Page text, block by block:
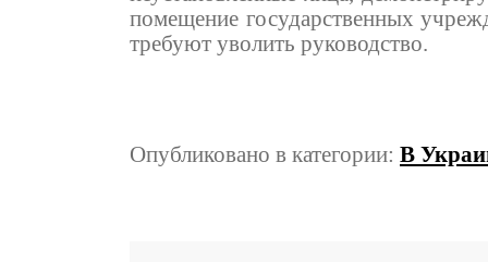
помещение государственных
требуют уволить руководство.
Опубликовано в категории: В